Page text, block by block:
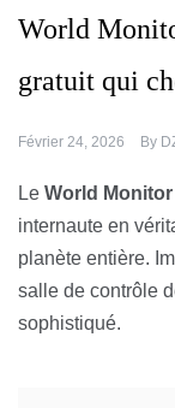
World
gratuit qui
Février 24, 2026 By
Le World Monitor
internaute en
planète entière.
salle de contrôle
sophistiqué.